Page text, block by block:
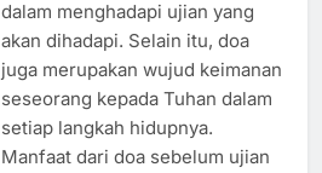
dalam menghadapi ujian yang
akan dihadapi. Selain itu, doa
juga merupakan wujud keimanan
seseorang kepada Tuhan dalam
setiap langkah hidupnya.
Manfaat dari doa sebelum ujian